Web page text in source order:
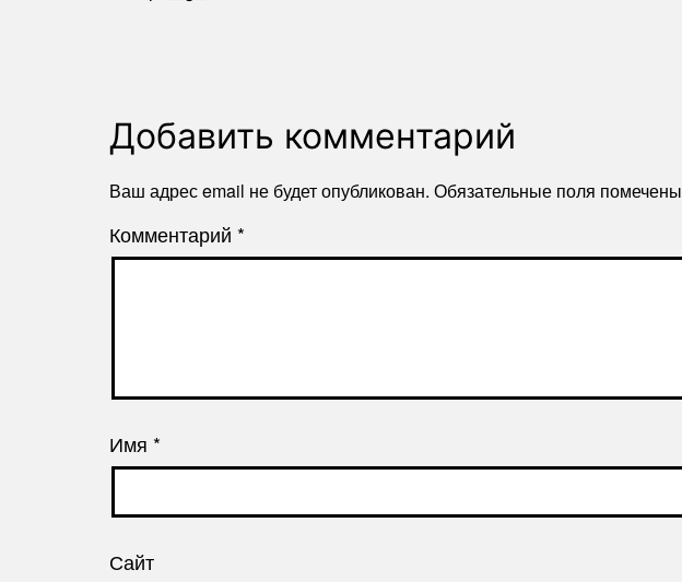
Добавить комментарий
Ваш адрес email не будет опубликован. Обязательные поля помечены
Комментарий *
Имя *
Сайт